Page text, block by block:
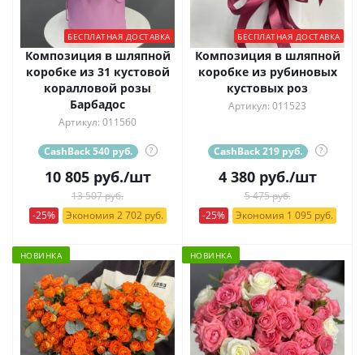
БЕСПЛАТНАЯ ДОСТАВКА
Композиция в шляпной
коробке из 31 кустовой
коралловой розы
Барбадос
Артикул: 011560
CashBack 540 руб. ?
10 805руб./шт
13 507 руб.
-25%
Экономия 2 702 руб.
БЕСПЛАТНАЯ ДОСТАВКА
Композиция в шляпной
коробке из рубиновых
кустовых роз
Артикул: 011523
CashBack 219 руб. ?
4 380руб./шт
5 475 руб.
-25%
Экономия 1 095 руб.
НОВИНКА НОВИНКА